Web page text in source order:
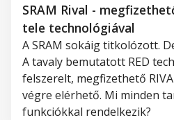
SRAM Rival -
tele technológiával
A SRAM sokáig titkolózott.
A tavaly bemutatott RED
felszerelt, megfizethető
végre elérhető. Mi minden
funkciókkal rendelkezik?